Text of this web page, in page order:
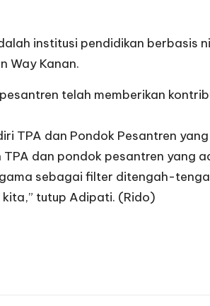
institusi pendidikan berbasis
Way Kanan.
telah memberikan
TPA dan Pondok Pesantren
dan pondok pesantren yang
sebagai filter ditengah-
tutup Adipati. (Rido)